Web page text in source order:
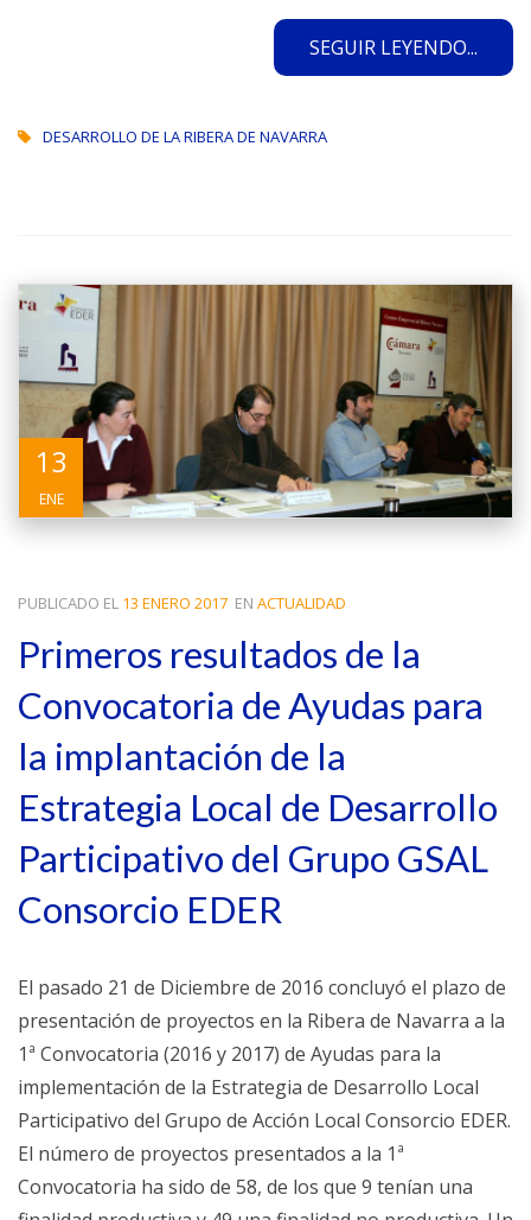
SEGUIR LEYENDO...
DESARROLLO DE LA RIBERA DE NAVARRA
13
ENE
PUBLICADO EL 13 ENERO 2017 EN ACTUALIDAD
Primeros resultados de la
Convocatoria de Ayudas para
la implantación de la
Estrategia Local de Desarrollo
Participativo del Grupo GSAL
Consorcio EDER
El pasado 21 de Diciembre de 2016 concluyó el plazo de
presentación de proyectos en la Ribera de Navarra a la
1ª Convocatoria (2016 y 2017) de Ayudas para la
implementación de la Estrategia de Desarrollo Local
Participativo del Grupo de Acción Local Consorcio EDER.
El número de proyectos presentados a la 1ª
Convocatoria ha sido de 58, de los que 9 tenían una